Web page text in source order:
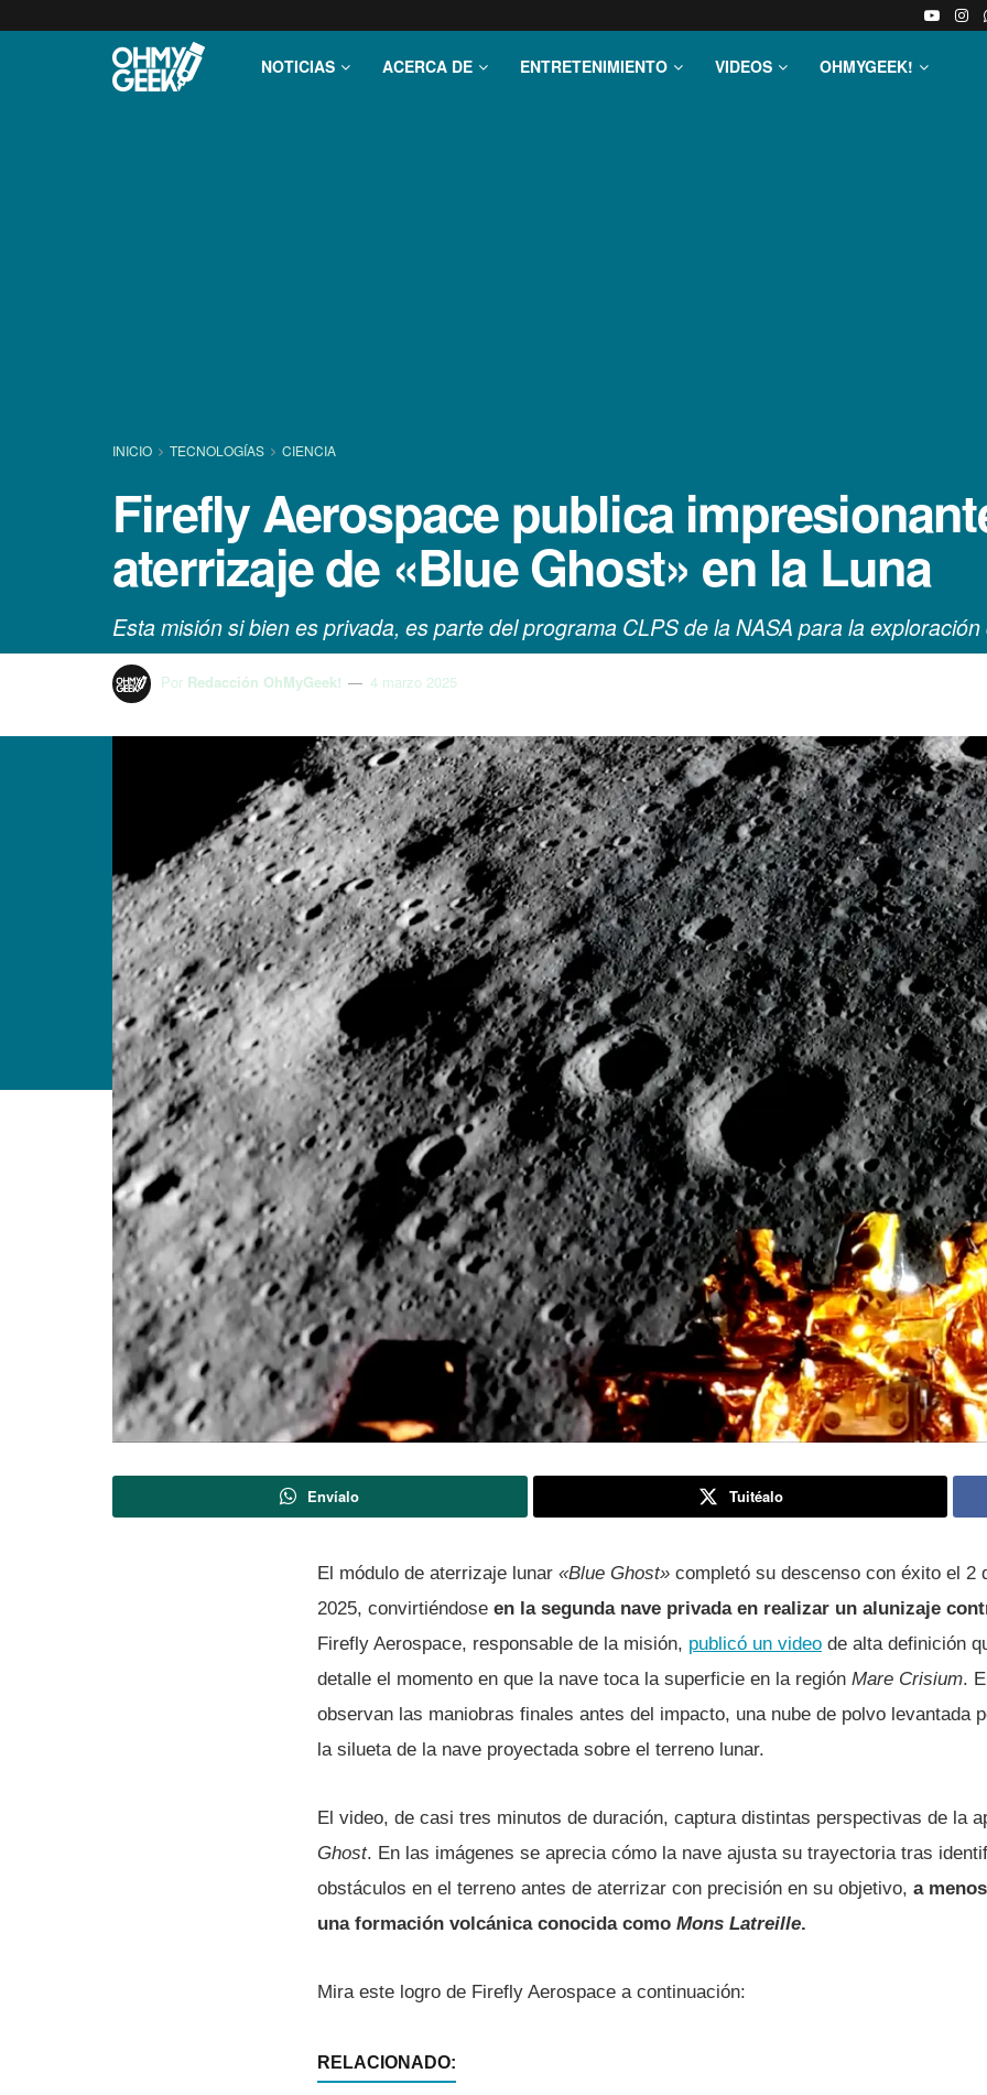
NOTICIAS ACERCA DE ENTRETENIMIENTO VIDEOS OHMYGEEK!
INICIO TECNOLOGÍ­AS CIENCIA
Firefly Aerospace publica
aterrizaje de «Blue Ghost» en la Luna
Esta misión si bien es privada, es parte del programa CLPS de la NASA para la
Por Redacción OhMyGeek! 4 marzo 2025
Envíalo Tuitéalo
El módulo de aterrizaje lunar «Blue Ghost» completó su descenso con éxito el 2
2025, convirtiéndose en la segunda nave privada en realizar un alunizaje
Firefly Aerospace, responsable de la misión, publicó un video de alta definición
detalle el momento en que la nave toca la superficie en la región Mare Crisium.
observan las maniobras finales antes del impacto, una nube de polvo levantada
la silueta de la nave proyectada sobre el terreno lunar.
El video, de casi tres minutos de duración, captura distintas perspectivas de la
Ghost. En las imágenes se aprecia cómo la nave ajusta su trayectoria tras
obstáculos en el terreno antes de aterrizar con precisión en su objetivo, a
una formación volcánica conocida como Mons Latreille.
Mira este logro de Firefly Aerospace a continuación:
RELACIONADO: